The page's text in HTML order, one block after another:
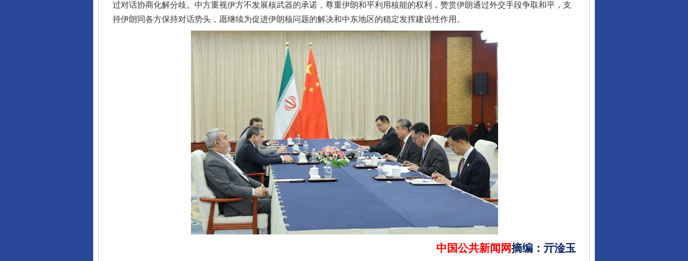
过对话协商化解分歧。中方重视伊方不发展核武器的承诺，尊重伊朗和平利用核能的权利，赞赏伊朗通过外交手段争取和平，支
持伊朗同各方保持对话势头，愿继续为促进伊朗核问题的解决和中东地区的稳定发挥建设性作用。
中国公共新闻网摘编 ： 亓淦玉
完善运行机制助力责任有效落实 一纸欠条伤亲情 巡回调解促和解.. 行业协会接连发公告
东山县通报“牛蛙产品抗生素超标问题” 法徽映军营 权益有保障 让核能赋能千行百业